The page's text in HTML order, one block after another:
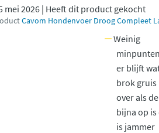
mei 2026 | Heeft dit product gekocht
Cavom Hondenvoer Droog Compleet
Weinig
er blijft
brok gruis
over als
bijna op is
is jammer